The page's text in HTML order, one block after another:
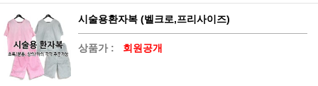
시술용환자복 (벨크로,프리사이즈)
상품가 : 회원공개